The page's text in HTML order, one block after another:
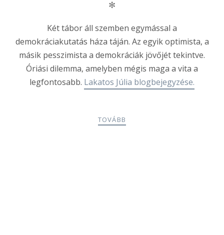
✻
Két tábor áll szemben egymással a
demokráciakutatás háza táján. Az egyik optimista, a
másik pesszimista a demokráciák jövőjét tekintve.
Óriási dilemma, amelyben mégis maga a vita a
legfontosabb. Lakatos Júlia blogbejegyzése.
TOVÁBB